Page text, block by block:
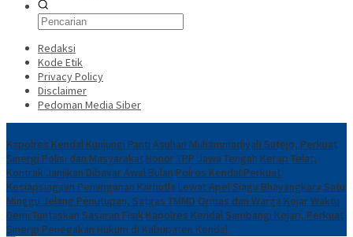
Redaksi
Kode Etik
Privacy Policy
Disclaimer
Pedoman Media Siber
Kapolres Kendal Kunjungi Panti Asuhan Muhammadiyah Sutejo, Perkuat
Sinergi Polisi dan Masyarakat Honor TPP Jawa Tengah Kerap Telat,
Kontrak Janjikan Dibayar Awal Bulan Polres Kendal Perkuat
Kesiapsiagaan Penanganan Karhutla Lewat Apel Siaga Bhayangkara Satu
Minggu Jelang Penutupan, Satgas TMMD Ormas dan Warga Kejar Waktu
Demi Tuntaskan Sasaran Fisik Kapolres Kendal Sambangi Kejari, Perkuat
Sinergi Penegakan Hukum di Kabupaten Kendal